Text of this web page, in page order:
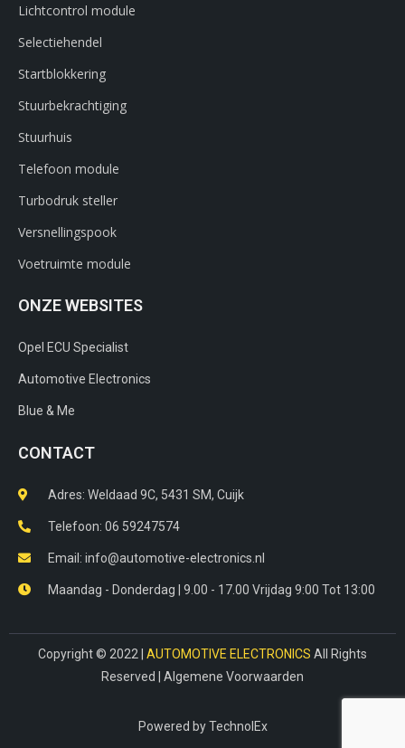
Lichtcontrol module
Selectiehendel
Startblokkering
Stuurbekrachtiging
Stuurhuis
Telefoon module
Turbodruk steller
Versnellingspook
Voetruimte module
ONZE WEBSITES
Opel ECU Specialist
Automotive Electronics
Blue & Me
CONTACT
Adres: Weldaad 9C, 5431 SM, Cuijk​
Telefoon: 06 59247574
Email: info@automotive-electronics.nl
Maandag - Donderdag | 9.00 - 17.00 Vrijdag 9:00 Tot 13:00
Copyright © 2022 | AUTOMOTIVE ELECTRONICS All Rights
Reserved | Algemene Voorwaarden
Powered byTechnolEx